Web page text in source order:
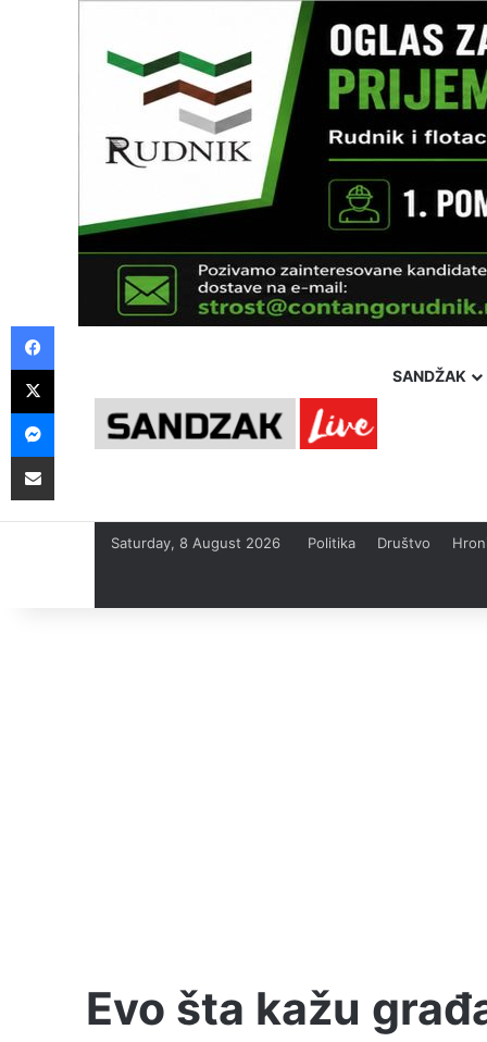
SANDŽAK
Saturday, 8 August 2026 Politika Društvo
Evo šta kažu
Facebook
X
Messenger
Pošalji preko E-Maila